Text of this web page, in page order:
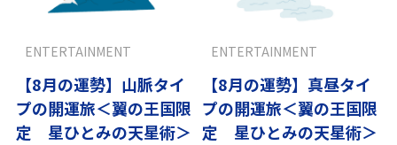
【8月の運勢】山脈タイ
プの開運旅＜翼の王国限
定 星ひとみの天星術＞
ENTERTAINMENT
【8月の運勢】真昼タイ
プの開運旅＜翼の王国限
定 星ひとみの天星術＞
ENTERTAINMENT